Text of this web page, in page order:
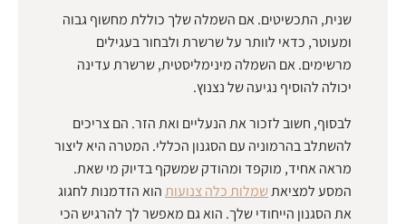
שנית, התכשיטים. אם השמלה שלך כוללת מחשוף גבוה
ומעוטר, כדאי לוותר על שרשרת ולבחור בעגילים
מרשימים. אם השמלה מינימליסטית, שרשרת עדינה
יכולה להוסיף נגיעה של נצנוץ.
לבסוף, חשוב לזכור את הנעליים ואת הזר. הם צריכים
להשתלב בהרמוניה עם הסגנון הכללי. המטרה היא ליצור
מראה אחיד, מוקפד ומהודק שמשקף בדיוק מי שאת.
המסע למציאתשמלות כלה צנועותהוא הזדמנות לחגוג
את הסגנון הייחודי שלך. הוא גם מאפשר לך להרגיש הכי